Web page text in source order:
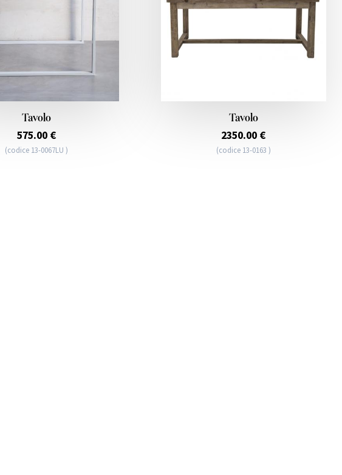
Tavolo
575.00 €
(codice 13-0067LU )
Tavolo
2350.00 €
(codice 13-0163 )